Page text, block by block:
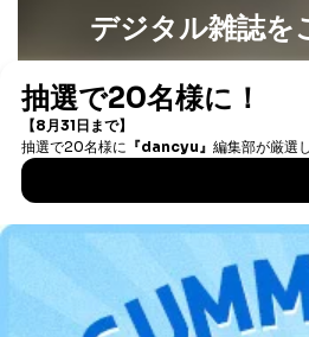
デジタル雑誌を
書籍）が無料で読
DOWNLOAD
DOWNLOAD
ご利用方法はこ